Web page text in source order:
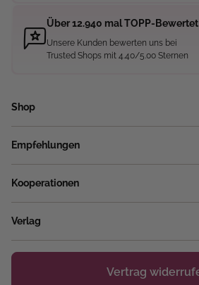
Über 12.940 mal TOPP-Bewertet
Unsere Kunden bewerten uns bei
Trusted Shops mit 4.40/5.00 Sternen
Shop
Empfehlungen
Kooperationen
Verlag
Vertrag